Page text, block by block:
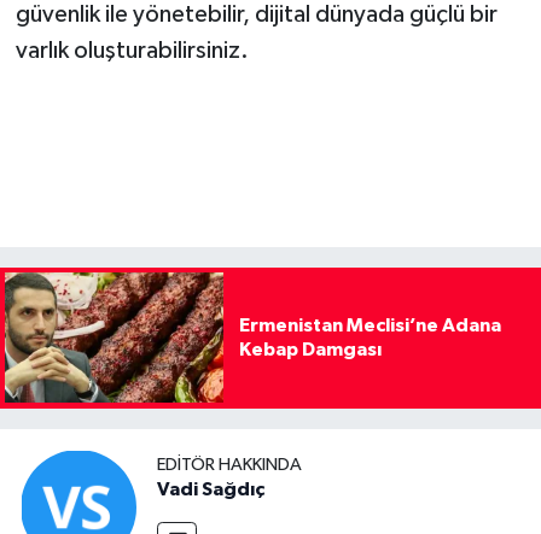
güvenlik ile yönetebilir, dijital dünyada güçlü bir
varlık oluşturabilirsiniz.
Ermenistan Meclisi’ne Adana
Kebap Damgası
EDITÖR HAKKINDA
Vadi Sağdıç